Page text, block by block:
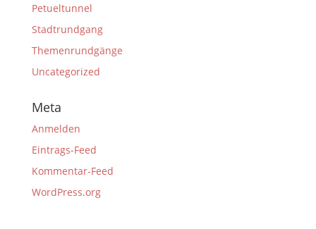
Petueltunnel
Stadtrundgang
Themenrundgänge
Uncategorized
Meta
Anmelden
Eintrags-Feed
Kommentar-Feed
WordPress.org